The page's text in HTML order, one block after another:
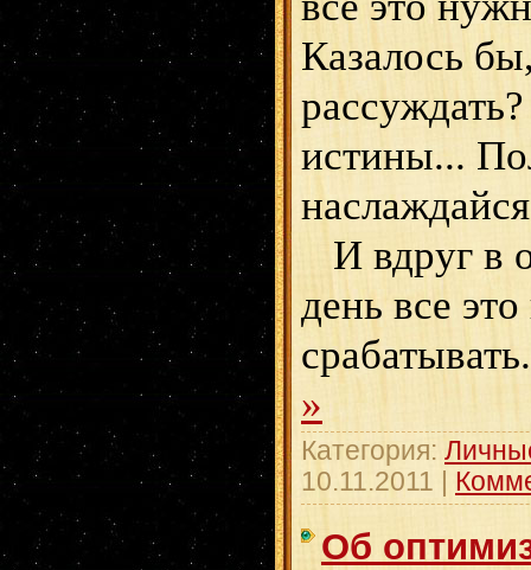
Казалось
истины...
И вдруг в
день все
»
Категория:
10.11.2011
Об